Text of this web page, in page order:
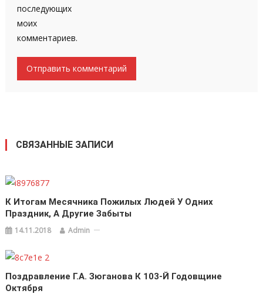
последующих
моих
комментариев.
СВЯЗАННЫЕ ЗАПИСИ
К Итогам Месячника Пожилых Людей У Одних
Праздник, А Другие Забыты
14.11.2018 Admin
Поздравление Г.А. Зюганова К 103-Й Годовщине
Октября